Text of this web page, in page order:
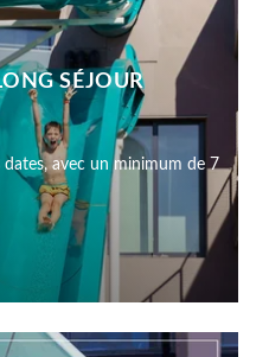
SÉJOUR
dates, avec un minimum de 7